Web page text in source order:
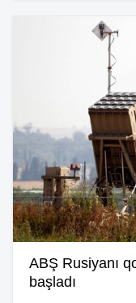
ABŞ Rusiyanı
başladı